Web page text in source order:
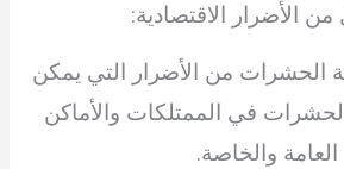
من الأضرار الاقتصادية:
الحشرات من الأضرار التي يمكن
في الممتلكات والأماكن
العامة والخاصة.